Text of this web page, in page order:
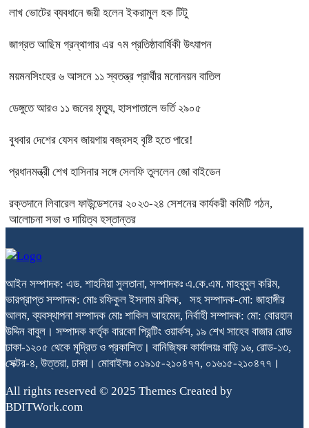
লাখ ভোটের ব্যবধানে জয়ী হলেন ইকরামুল হক টিটু
জাগ্রত আছিম গ্রন্থাগার এর ৭ম প্রতিষ্ঠাবার্ষিকী উৎযাপন
ময়মনসিংহের ৬ আসনে ১১ স্বতন্ত্র প্রার্থীর মনোনয়ন বাতিল
ডেঙ্গুতে আরও ১১ জনের মৃত্যু, হাসপাতালে ভর্তি ২৯০৫
বুধবার দেশের যেসব জায়গায় বজ্রসহ বৃষ্টি হতে পারে!
প্রধানমন্ত্রী শেখ হাসিনার সঙ্গে সেলফি তুললেন জো বাইডেন
রক্তদানে লিবারেল ফাউন্ডেশনের ২০২৩-২৪ সেশনের কার্যকরী কমিটি গঠন,
আলোচনা সভা ও দায়িত্ব হস্তান্তর
আইন সম্পাদক: এড. শাহনিয়া সুলতানা, সম্পাদকঃ এ.কে.এম. মাহবুবুল করিম,
ভারপ্রাপ্ত সম্পাদক: মোঃ রফিকুল ইসলাম রফিক, সহ সম্পাদক-মো: জাহাঙ্গীর
আলম, ব্যবস্থাপনা সম্পাদক মোঃ শাকিল আহমেদ, নির্বাহী সম্পাদক: মো: বোরহান
উদ্দিন বাবুল। সম্পাদক কর্তৃক বারকো প্রিন্টিং ওয়ার্কস, ১৯ শেখ সাহেব বাজার রোড
ঢাকা-১২০৫ থেকে মুদ্রিত ও প্রকাশিত। বানিজ্যিক কার্যালয়ঃ বাড়ি ১৬, রোড-১৩,
সেক্টর-৪, উত্তরা, ঢাকা। মোবাইলঃ ০১৯১৫-২১০৪৭৭, ০১৬১৫-২১০৪৭৭।
All rights reserved © 2025 Themes Created by
BDITWork.com